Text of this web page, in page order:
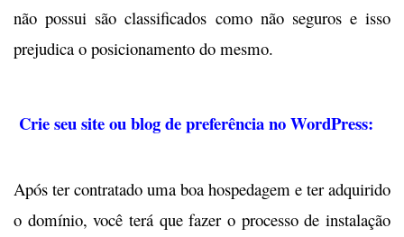
não possui são classificados como não seguros e isso
prejudica o posicionamento do mesmo.
Crie seu site ou blog de preferência no WordPress:
Após ter contratado uma boa hospedagem e ter adquirido
o domínio, você terá que fazer o processo de instalação